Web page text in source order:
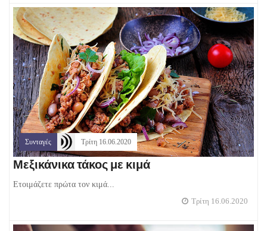
Συνταγές Τρίτη 16.06.2020
Μεξικάνικα τάκος με κιμά
Ετοιμάζετε πρώτα τον κιμά...
Τρίτη 16.06.2020